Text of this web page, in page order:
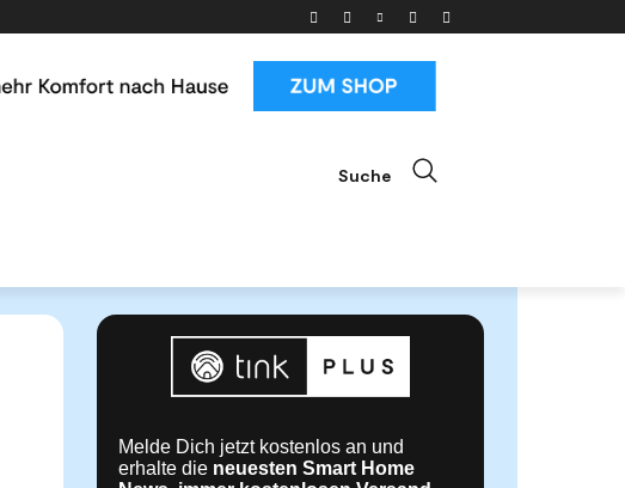
Suche
Melde Dich jetzt kostenlos an und
erhalte die neuesten Smart Home